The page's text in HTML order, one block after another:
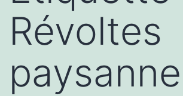
Révoltes